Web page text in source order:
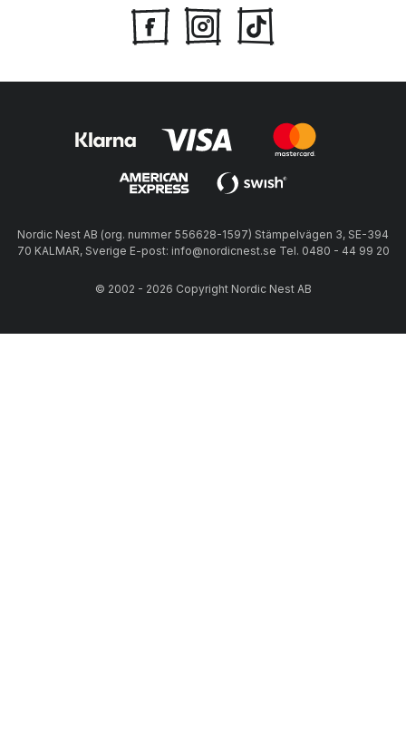
Nordic Nest AB (org. nummer 556628-1597) Stämpelvägen 3, SE-394
70 KALMAR, Sverige E-post: info@nordicnest.se Tel. 0480 - 44 99 20
© 2002 - 2026 Copyright Nordic Nest AB